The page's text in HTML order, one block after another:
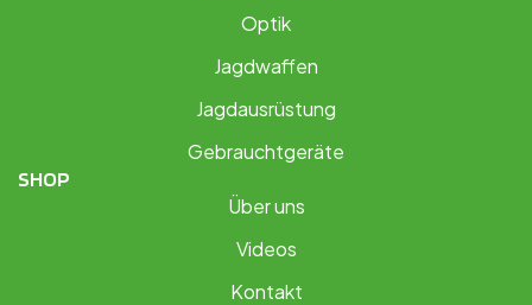
Optik
Jagdwaffen
Jagdausrüstung
Gebrauchtgeräte
SHOP
Über uns
Videos
Kontakt